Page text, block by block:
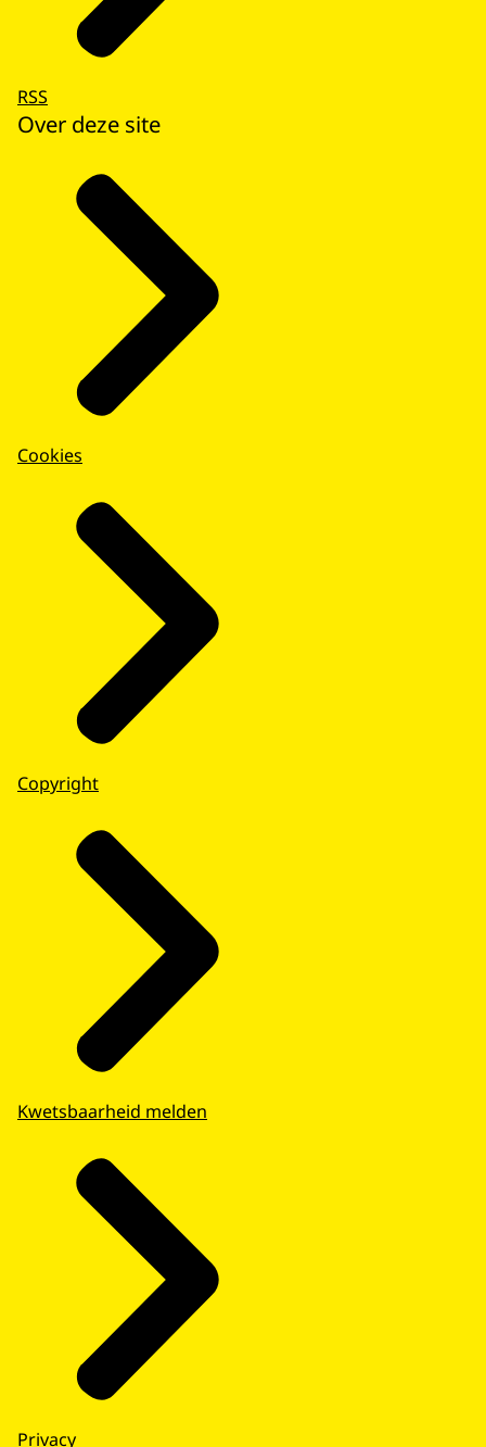
RSS
Over deze site
Cookies
Copyright
Kwetsbaarheid melden
Privacy